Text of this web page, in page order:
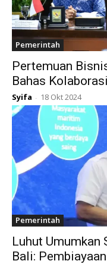
Pemerintah
Pertemuan
Bahas
Syifa - 18 Okt 2024
Pemerintah
Luhut Umumkan
Bali: